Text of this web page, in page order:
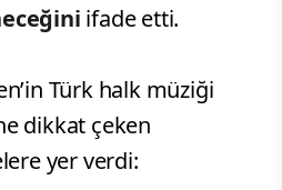
ifade etti.
Türk halk müziği
dikkat çeken
yer verdi: